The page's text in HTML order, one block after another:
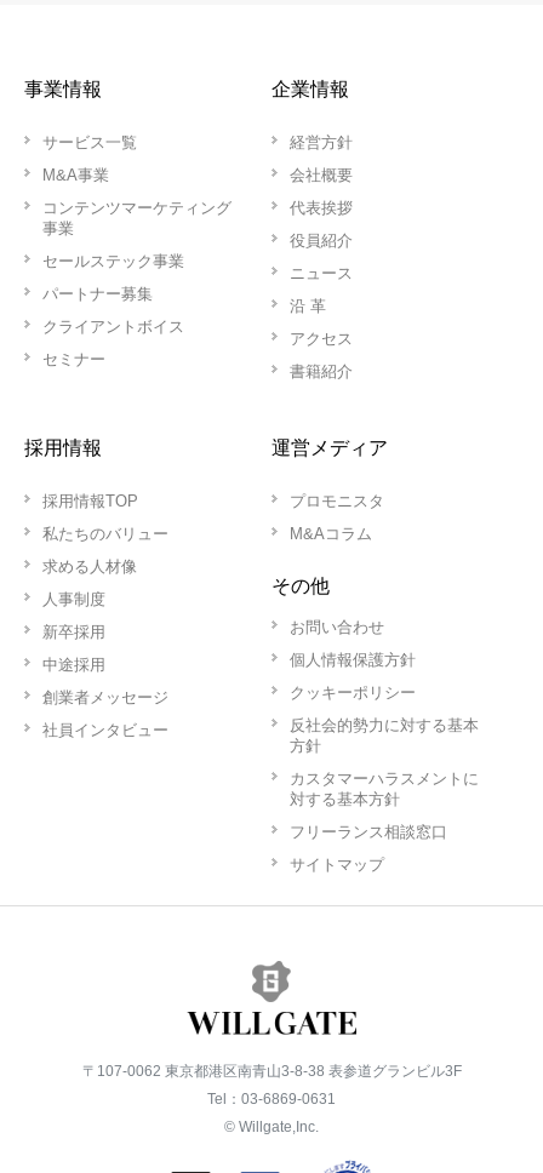
事業情報
サービス一覧
M&A事業
コンテンツマーケティング
事業
セールステック事業
パートナー募集
クライアントボイス
セミナー
企業情報
経営方針
会社概要
代表挨拶
役員紹介
ニュース
沿 革
アクセス
書籍紹介
採用情報
採用情報TOP
私たちのバリュー
求める人材像
人事制度
新卒採用
中途採用
創業者メッセージ
社員インタビュー
運営メディア
プロモニスタ
M&Aコラム
その他
お問い合わせ
個人情報保護方針
クッキーポリシー
反社会的勢力に対する基本
方針
カスタマーハラスメントに
対する基本方針
フリーランス相談窓口
サイトマップ
〒107-0062 東京都港区南青山3-8-38 表参道グランビル3F
Tel：03-6869-0631
© Willgate,Inc.